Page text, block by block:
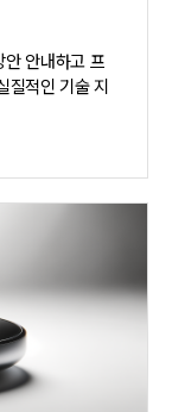
안내하고 프
질적인 기술 지